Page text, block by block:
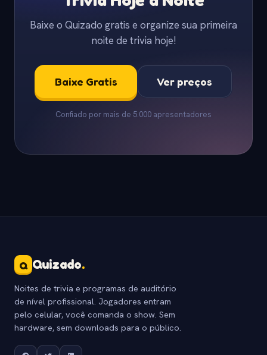
Baixe o Quizado gratis e organize sua primeira
noite de trivia hoje!
Baixe Gratis Ver preços
Confiado por mais de 5.000 apresentadores
Q Quizado.
Noites de trivia e programas de auditório
de nível profissional. Jogadores entram
pelo celular, você comanda o show. Sem
hardware, sem downloads para o público.